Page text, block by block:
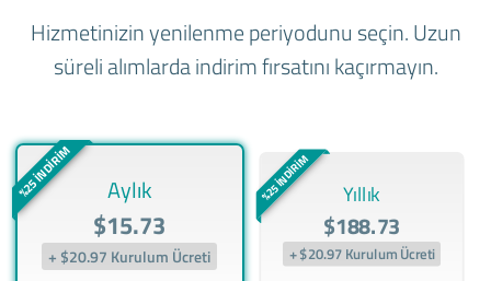
Hizmetinizin yenilenme periyodunu seçin. Uzun
süreli alımlarda indirim fırsatını kaçırmayın.
%25 İNDİRİM Aylık
$15.73
+ $20.97 Kurulum Ücreti
%25 İNDİRİM Yıllık
$188.73
+ $20.97 Kurulum Ücreti